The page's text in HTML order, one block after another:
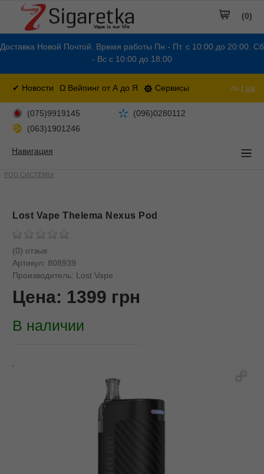
Доставка Новой Почтой. Время работы Пн - Пт. с 10:00 до 20:00. Сб
- Вс с 10:00 до 18:00
✔ Новости Ω Вейпинг от А до Я Сервисы ru | ua
(0)
(075)9919145
(096)0280112
(063)1901246
Навигация
POD СИСТЕМЫ
Lost Vape Thelema Nexus Pod
(0) отзыв
Артикул: 808939
Производитель: Lost Vape
Цена: 1399 грн
В наличии